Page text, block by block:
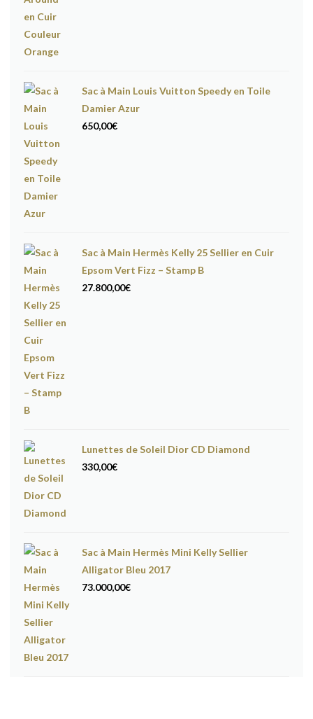
Sac à Main Louis Vuitton Speedy en Toile
Damier Azur
650,00€
Sac à Main Hermès Kelly 25 Sellier en Cuir
Epsom Vert Fizz – Stamp B
27.800,00€
Lunettes de Soleil Dior CD Diamond
330,00€
Sac à Main Hermès Mini Kelly Sellier
Alligator Bleu 2017
73.000,00€